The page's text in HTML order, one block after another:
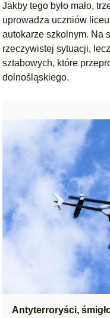
Jakby tego było mało,
uprowadza uczniów
autokarze szkolnym. Na
rzeczywistej sytuacji,
sztabowych, które
dolnośląskiego.
Antyterroryści,